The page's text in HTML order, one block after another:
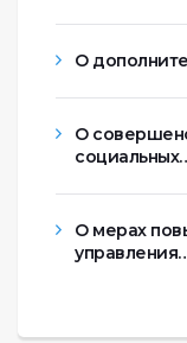
О
О
О мерах